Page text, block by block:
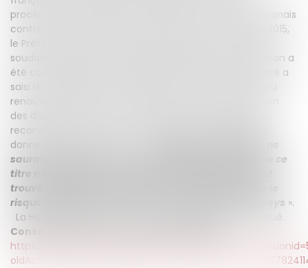
procéder à l'échange de son permis de conduire soudanais
contre un permis de conduire français. En novembre 2015,
le Préfet a refusé au motif que le permis de conduire
soudanais était périmé depuis mars 2005. Cette décision a
été confirmée par le Tribunal administratif et l'intéressé a
saisi le Conseil d’État. L'intéressé n'avait en effet pas pu
renouveler son permis de conduire au Soudan en raison
des discriminations, dont l'existence avaient justifié la
reconnaissance du statut de réfugié. Le Conseil d’État
donne raison au réfugié : «
sauraient légalement refuser l'échange au motif que ce
titre n'est plus en cours de validité, si l'intéressé s'est
trouvé empêché d'en obtenir le renouvellement par le
risque persécutions auquel il est exposé dans son pays ».
La Haute juridiction a donc annulé le jugement attaqué.
Conseil d’État, 17 décembre 2018, N°411121
https://www.legifrance.gouv.fr/